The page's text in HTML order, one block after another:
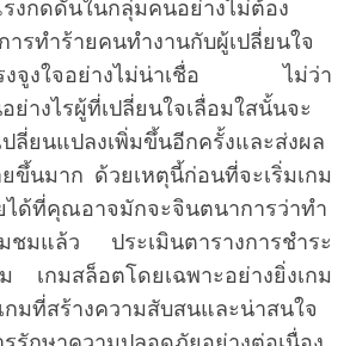
งกดดันในกลุ่มคนอย่างไม่ต้อง
ารทำร้ายคนทำงานกับผู้เปลี่ยนใจ
รงจูงใจอย่างไม่น่าเชื่อ ไม่ว่า
ย่างไรผู้ที่เปลี่ยนใจเลื่อมใสนั้นจะ
ปลี่ยนแปลงเพิ่มขึ้นอีกครั้งและส่งผล
ขึ้นมาก ด้วยเหตุนี้ก่อนที่จะเริ่มเกม
ได้ที่คุณอาจมักจะจินตนาการว่าทำ
มชมแล้ว ประเมินตารางการชำระ
เกมสล็อตโดยเฉพาะอย่างยิ่งเกม
กมที่สร้างความสับสนและน่าสนใจ